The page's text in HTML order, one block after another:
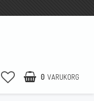
0 VARUKORG